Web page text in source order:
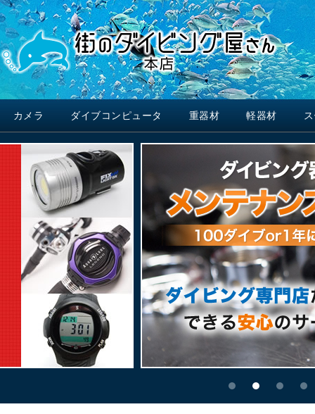
カメラ ダイブコンピュータ 重器材 軽器材